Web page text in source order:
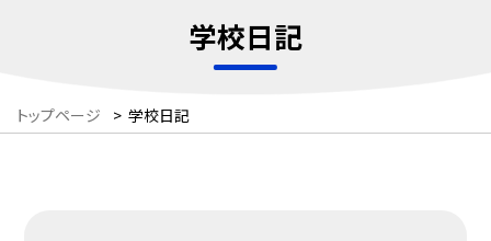
学校日記
トップページ > 学校日記